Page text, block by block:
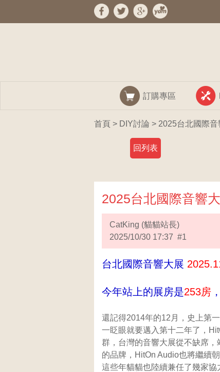
訂購專區
首頁 > DIY討論 > 2025台北國際
回列表
2025台北國際音響
CatKing (貓貓站長)
2025/10/30 17:37 #1
台北國際音響大展
今年站上的展房是253房 ，
還記得2014年的12月， 史上第
一眨眼就要邁入第十二年了，
群，台灣的音響大展從不缺席
的品牌，HitOn Audio也將繼續
這些年貓貓也陸續兼任了幾家